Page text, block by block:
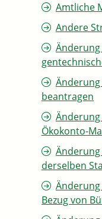
Amtliche
Andere
beantragen
Ökokonto-
derselben
Bezug von